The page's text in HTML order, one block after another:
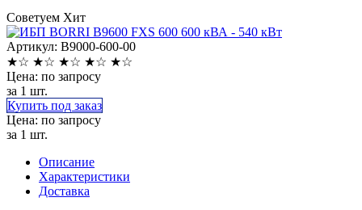
Советуем Хит
Артикул: B9000-600-00
★☆ ★☆ ★☆ ★☆ ★☆
Цена: по запросу
за 1 шт.
Купить под заказ
Цена: по запросу
за 1 шт.
Описание
Характеристики
Доставка